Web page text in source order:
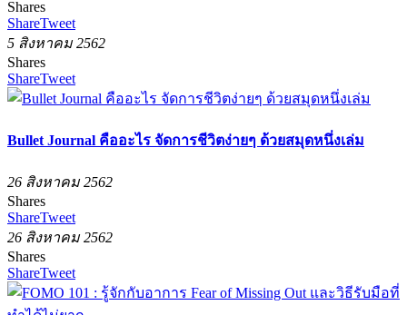
Shares
ShareTweet
5 สิงหาคม 2562
Shares
ShareTweet
Bullet Journal คืออะไร จัดการชีวิตง่ายๆ ด้วยสมุดหนึ่งเล่ม
26 สิงหาคม 2562
Shares
ShareTweet
26 สิงหาคม 2562
Shares
ShareTweet